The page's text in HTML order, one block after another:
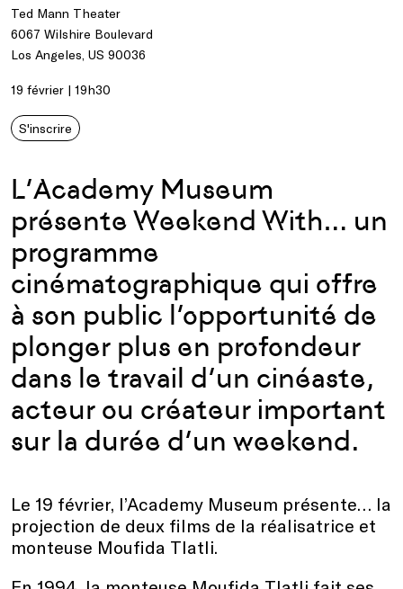
Ted Mann Theater
6067 Wilshire Boulevard
Los Angeles, US 90036
19 février | 19h30
S'inscrire
L’Academy Museum
présente Weekend With… un
programme
cinématographique qui offre
à son public l’opportunité de
plonger plus en profondeur
dans le travail d’un cinéaste,
acteur ou créateur important
sur la durée d’un weekend.
Le 19 février, l’Academy Museum présente… la
projection de deux films de la réalisatrice et
monteuse Moufida Tlatli.